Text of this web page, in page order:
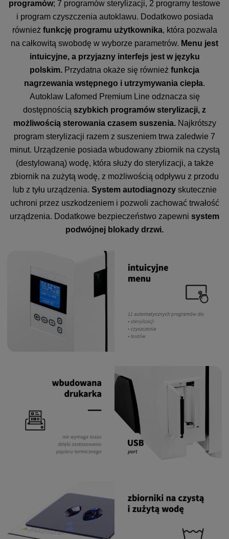
programów; 7 programów sterylizacji, 2 programy testowe
i program czyszczenia autoklawu. Dodatkowo posiada
również funkcję programu użytkownika, która pozwala
na całkowitą swobodę w wyborze parametrów. Menu jest
intuicyjne, a przyjazny interfejs jest w języku
polskim. Przydatna okaże się również funkcja
nagrzewania wstępnego i utrzymywania ciepła.
Autoklaw Lafomed Premium Line odznacza się
dostępnością szybkich programów sterylizacji, z
możliwością sterowania czasem suszenia. Najkrótszy
program sterylizacji razem z suszeniem trwa zaledwie 7
minut. Urządzenie posiada wbudowany zbiornik na czystą
(destylowaną) wodę, która służy do sterylizacji, a także
zbiornik na zużytą wodę, z możliwością odpływu z przodu
lub z tyłu urządzenia. System autodiagnozyskutecznie
uchroni przez uszkodzeniem i pozwoli zachować trwałość
urządzenia. Dodatkowe bezpieczeństwo zapewni system
podwójnej blokady drzwi.